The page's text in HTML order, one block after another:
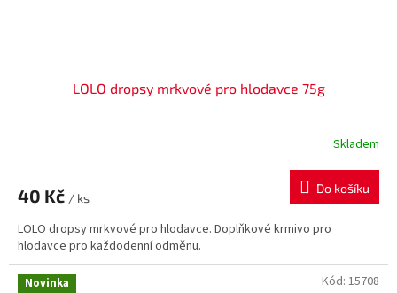
LOLO dropsy mrkvové pro hlodavce 75g
Skladem
40 Kč / ks
Do košíku
LOLO dropsy mrkvové pro hlodavce. Doplňkové krmivo pro
hlodavce pro každodenní odměnu.
Novinka Kód: 15708